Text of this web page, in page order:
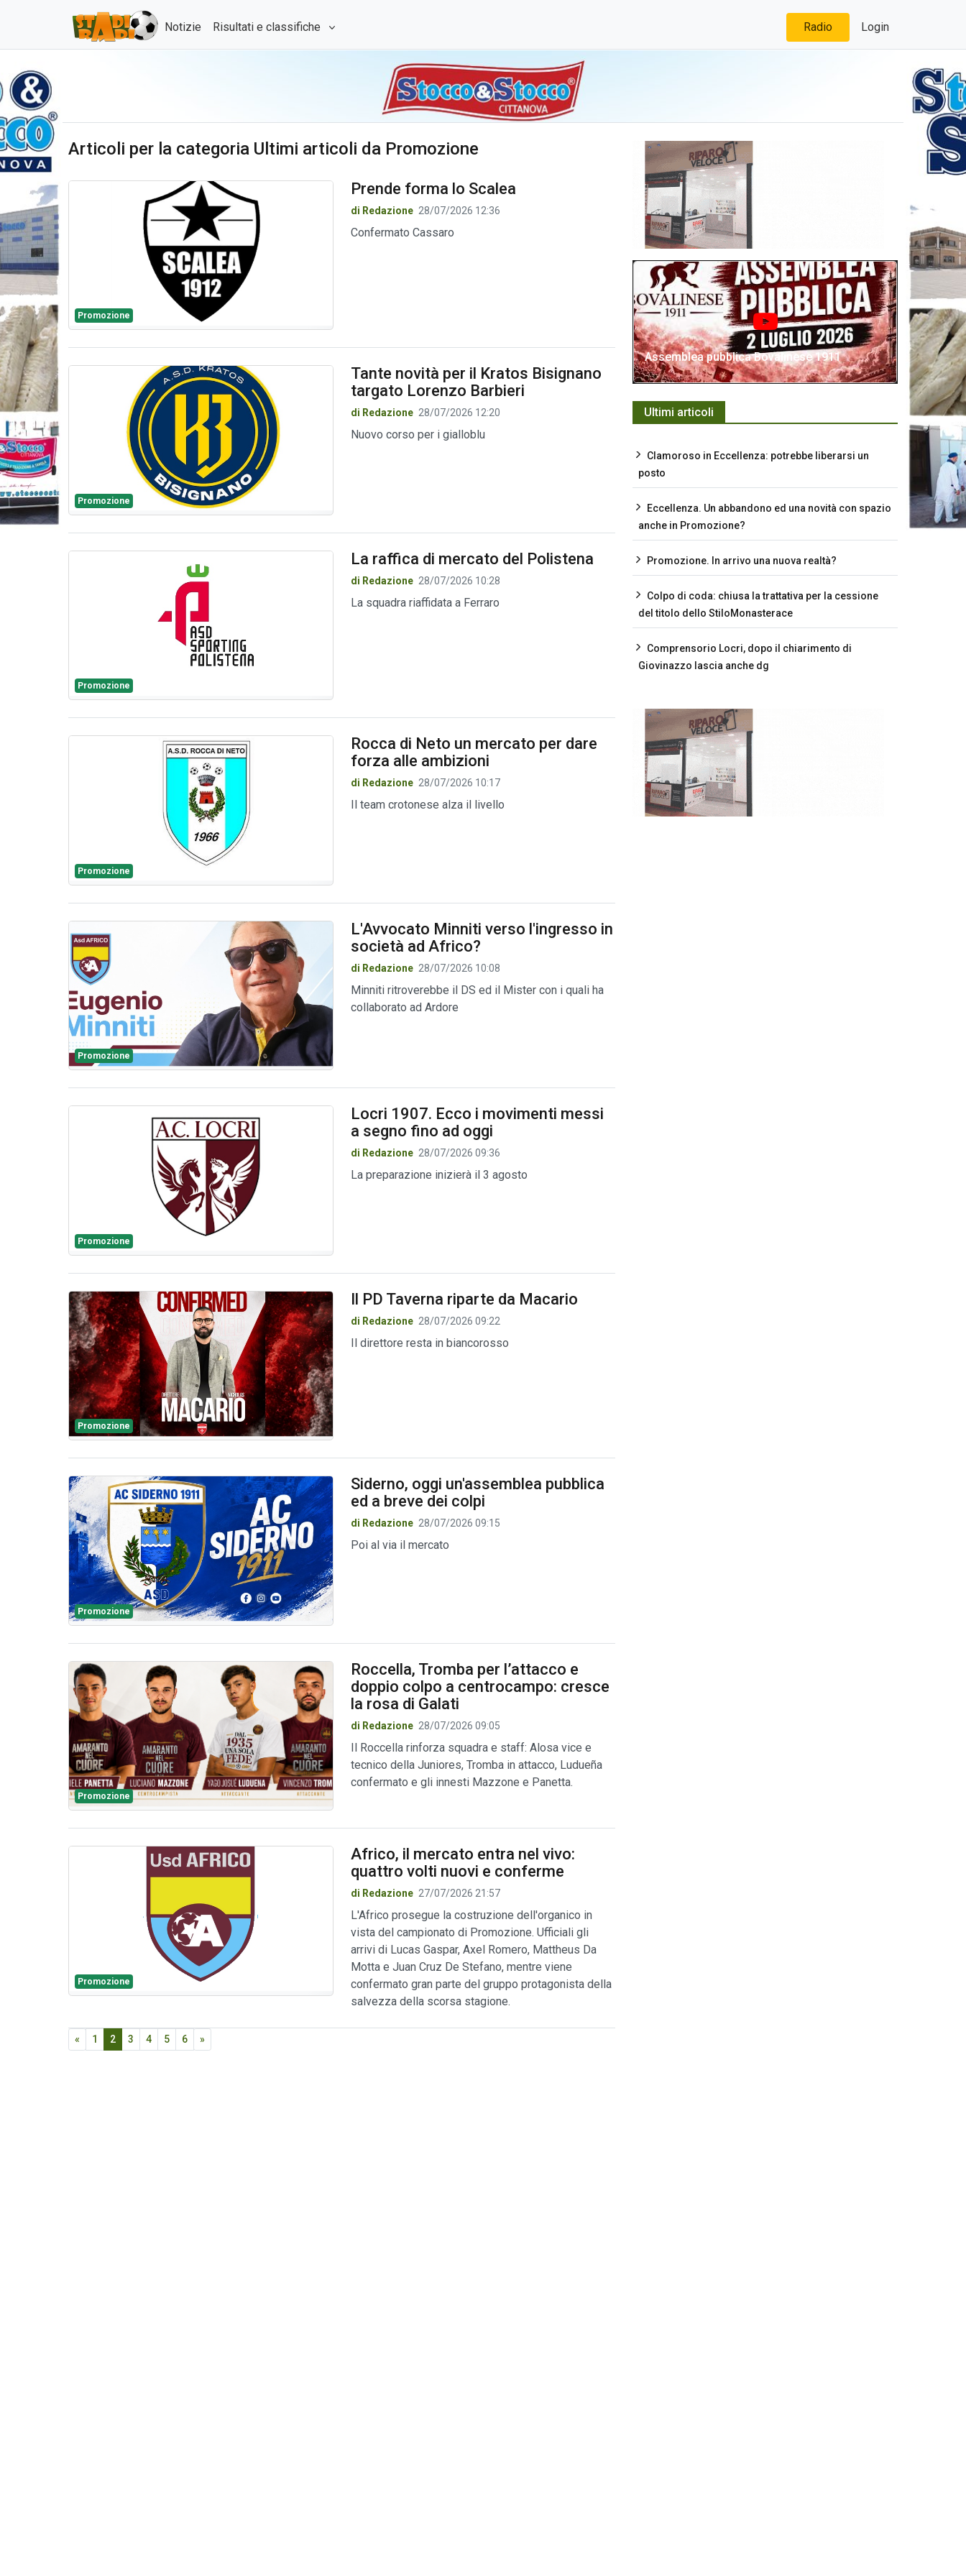
Notizie Risultati e classifiche Radio Login
Articoli per la categoria Ultimi articoli da Promozione
Promozione
Prende forma lo Scalea
di Redazione 28/07/2026 12:36
Confermato Cassaro
Promozione
Tante novità per il Kratos Bisignano
targato Lorenzo Barbieri
di Redazione 28/07/2026 12:20
Nuovo corso per i gialloblu
Promozione
La raffica di mercato del Polistena
di Redazione 28/07/2026 10:28
La squadra riaffidata a Ferraro
Promozione
Rocca di Neto un mercato per dare
forza alle ambizioni
di Redazione 28/07/2026 10:17
Il team crotonese alza il livello
Promozione
L'Avvocato Minniti verso l'ingresso in
società ad Africo?
di Redazione 28/07/2026 10:08
Minniti ritroverebbe il DS ed il Mister con i quali ha
collaborato ad Ardore
Promozione
Locri 1907. Ecco i movimenti messi
a segno fino ad oggi
di Redazione 28/07/2026 09:36
La preparazione inizierà il 3 agosto
Promozione
Il PD Taverna riparte da Macario
di Redazione 28/07/2026 09:22
Il direttore resta in biancorosso
Promozione
Siderno, oggi un'assemblea pubblica
ed a breve dei colpi
di Redazione 28/07/2026 09:15
Poi al via il mercato
Promozione
Roccella, Tromba per l’attacco e
doppio colpo a centrocampo: cresce
la rosa di Galati
di Redazione 28/07/2026 09:05
Il Roccella rinforza squadra e staff: Alosa vice e
tecnico della Juniores, Tromba in attacco, Ludueña
confermato e gli innesti Mazzone e Panetta.
Promozione
Africo, il mercato entra nel vivo:
quattro volti nuovi e conferme
di Redazione 27/07/2026 21:57
L'Africo prosegue la costruzione dell'organico in
vista del campionato di Promozione. Ufficiali gli
arrivi di Lucas Gaspar, Axel Romero, Mattheus Da
Motta e Juan Cruz De Stefano, mentre viene
confermato gran parte del gruppo protagonista della
salvezza della scorsa stagione.
« 1 2 3 4 5 6 »
Assemblea pubblica Bovalinese 1911
Ultimi articoli
Clamoroso in Eccellenza: potrebbe liberarsi un
posto
Eccellenza. Un abbandono ed una novità con spazio
anche in Promozione?
Promozione. In arrivo una nuova realtà?
Colpo di coda: chiusa la trattativa per la cessione
del titolo dello StiloMonasterace
Comprensorio Locri, dopo il chiarimento di
Giovinazzo lascia anche dg